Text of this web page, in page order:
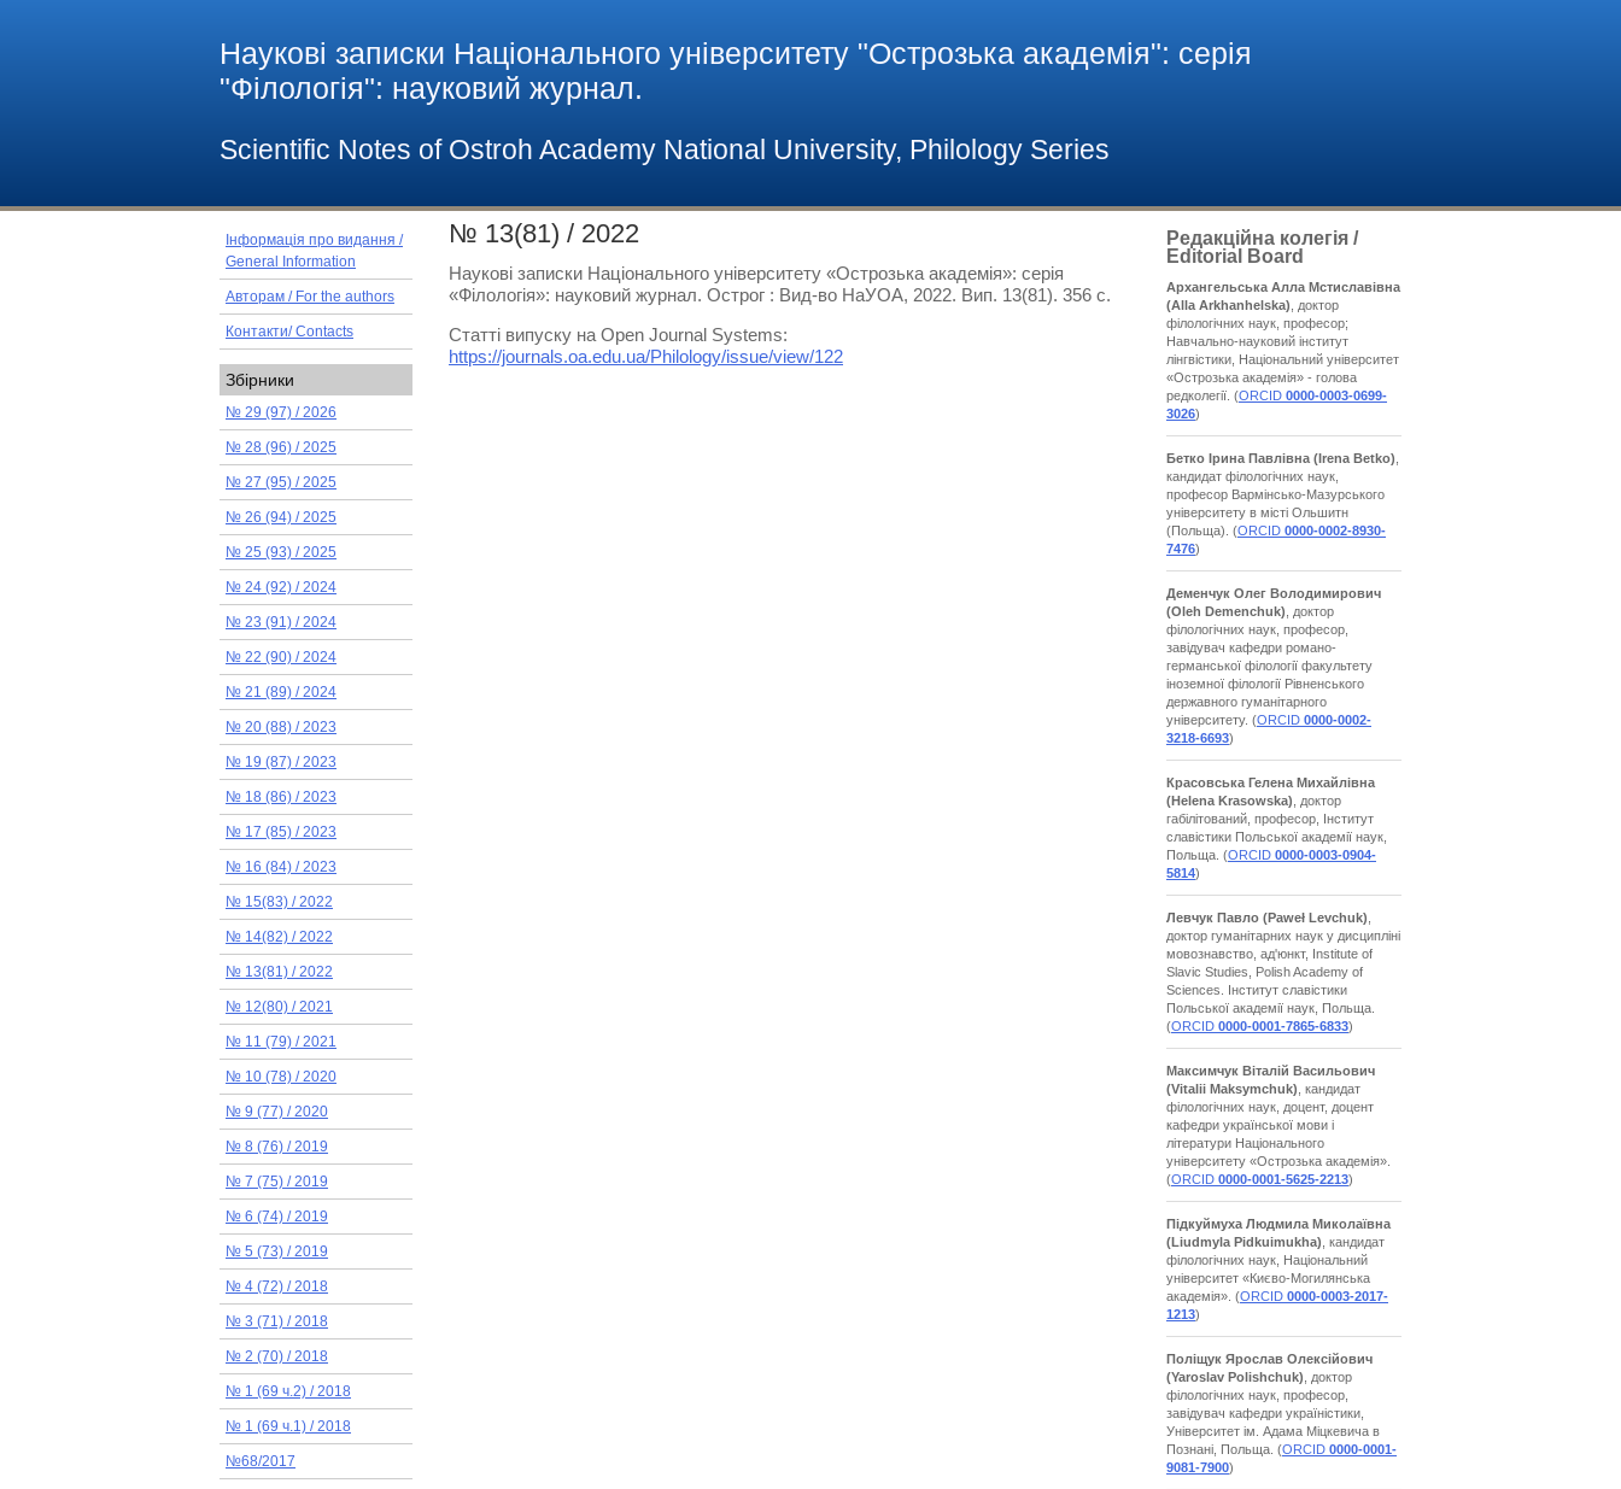
Наукові записки Національного університету "Острозька академія": cерія
"Філологія": науковий журнал.
Scientific Notes of Ostroh Academy National University, Philology Series
Інформація про видання /
General Information
Авторам / For the authors
Контакти/ Contacts
Збірники
№ 29 (97) / 2026
№ 28 (96) / 2025
№ 27 (95) / 2025
№ 26 (94) / 2025
№ 25 (93) / 2025
№ 24 (92) / 2024
№ 23 (91) / 2024
№ 22 (90) / 2024
№ 21 (89) / 2024
№ 20 (88) / 2023
№ 19 (87) / 2023
№ 18 (86) / 2023
№ 17 (85) / 2023
№ 16 (84) / 2023
№ 15(83) / 2022
№ 14(82) / 2022
№ 13(81) / 2022
№ 12(80) / 2021
№ 11 (79) / 2021
№ 10 (78) / 2020
№ 9 (77) / 2020
№ 8 (76) / 2019
№ 7 (75) / 2019
№ 6 (74) / 2019
№ 5 (73) / 2019
№ 4 (72) / 2018
№ 3 (71) / 2018
№ 2 (70) / 2018
№ 1 (69 ч.2) / 2018
№ 1 (69 ч.1) / 2018
№68/2017
Редакційна колегія /
Editorial Board
Архангельська Алла Мстиславівна
(Alla Arkhanhelska) , доктор
філологічних наук, професор;
Навчально-науковий інститут
лінгвістики, Національний університет
«Острозька академія» - голова
редколегії. (ORCID 0000-0003-0699-
3026)
Бетко Ірина Павлівна (Irena Betko)
кандидат філологічних наук,
професор Вармінсько-Мазурського
університету в місті Ольшитн
(Польща). (ORCID 0000-0002-8930-
7476)
Деменчук Олег Володимирович
(Oleh Demenchuk) , доктор
філологічних наук, професор,
завідувач кафедри романо-
германської філології факультету
іноземної філології Рівненського
державного гуманітарного
університету. (ORCID 0000-0002-
3218-6693)
Красовська Гелена Михайлівна
(Helena Krasowska) , доктор
габілітований, професор, Інститут
славістики Польської академії наук,
Польща. (ORCID 0000-0003-0904-
5814)
Левчук Павло (Paweł Levchuk)
доктор гуманітарних наук у дисципліні
мовознавство, ад'юнкт, Institute of
Slavic Studies, Polish Academy of
Sciences. Інститут славістики
Польської академії наук, Польща.
(ORCID 0000-0001-7865-6833)
Максимчук Віталій Васильович
(Vitalii Maksymchuk) , кандидат
філологічних наук, доцент, доцент
кафедри української мови і
літератури Національного
університету «Острозька академія».
(ORCID 0000-0001-5625-2213)
Підкуймуха Людмила Миколаївна
(Liudmyla Pidkuimukha) , кандидат
філологічних наук, Національний
університет «Києво-Могилянська
академія». (ORCID 0000-0003-2017-
1213)
Поліщук Ярослав Олексійович
(Yaroslav Polishchuk) , доктор
філологічних наук, професор,
завідувач кафедри україністики,
Університет ім. Адама Міцкевича в
Познані, Польща. (ORCID 0000-0001-
9081-7900)
№ 13(81) / 2022
Наукові записки Національного університету «Острозька академія»: серія
«Філологія»: науковий журнал. Острог : Вид-во НаУОА, 2022. Вип. 13(81). 356 с.
Статті випуску на Open Journal Systems:
https://journals.oa.edu.ua/Philology/issue/view/122